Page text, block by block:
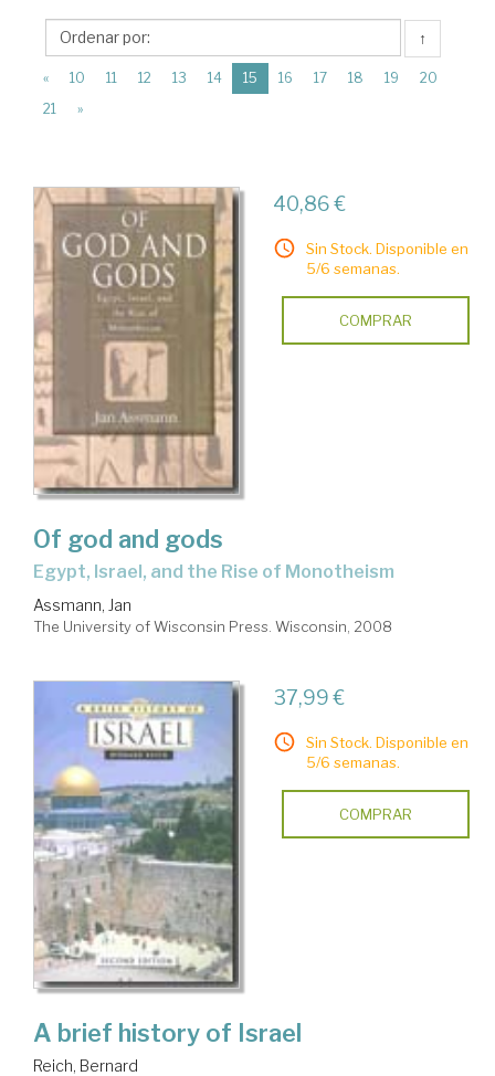
Humanas
>
Judáica
>
↑
« 10 11 12 13 14 15 (current)
16 17 18 19
20
21
»
40,86 €
Sin Stock. Disponible en
5/6 semanas.
COMPRAR
Of god and gods
Egypt, Israel, and the Rise of Monotheism
Assmann, Jan
The University of Wisconsin Press. Wisconsin, 2008
37,99 €
Sin Stock. Disponible en
5/6 semanas.
COMPRAR
A brief history of Israel
Reich, Bernard